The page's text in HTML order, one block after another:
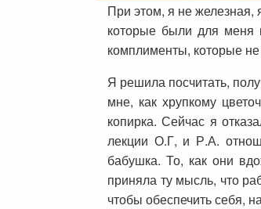
При этом, я не
которые были для меня
комплименты, которые не
Я решила посчитать,
мне, как хрупкому
копирка. Сейчас я
лекции О.Г, и Р.А.
бабушка. То, как они
приняла ту мысль, что
чтобы обеспечить себя,